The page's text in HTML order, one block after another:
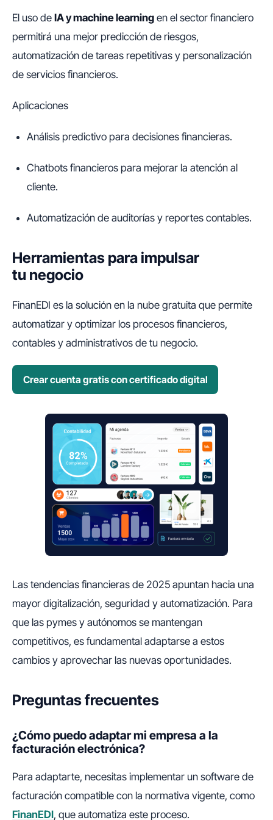
El uso de IA y machine learning en el sector financiero
permitirá una mejor predicción de riesgos,
automatización de tareas repetitivas y personalización
de servicios financieros.
Aplicaciones
Análisis predictivo para decisiones financieras.
Chatbots financieros para mejorar la atención al
cliente.
Automatización de auditorías y reportes contables.
Herramientas para impulsar
tu negocio
FinanEDI es la solución en la nube gratuita que permite
automatizar y optimizar los procesos financieros,
contables y administrativos de tu negocio.
Crear cuenta gratis con certificado digital
Las tendencias financieras de 2025 apuntan hacia una
mayor digitalización, seguridad y automatización. Para
que las pymes y autónomos se mantengan
competitivos, es fundamental adaptarse a estos
cambios y aprovechar las nuevas oportunidades.
Preguntas frecuentes
¿Cómo puedo adaptar mi empresa a la
facturación electrónica?
Para adaptarte, necesitas implementar un software de
facturación compatible con la normativa vigente, como
FinanEDI, que automatiza este proceso.